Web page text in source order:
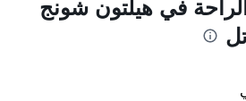
في هيلتون شونج